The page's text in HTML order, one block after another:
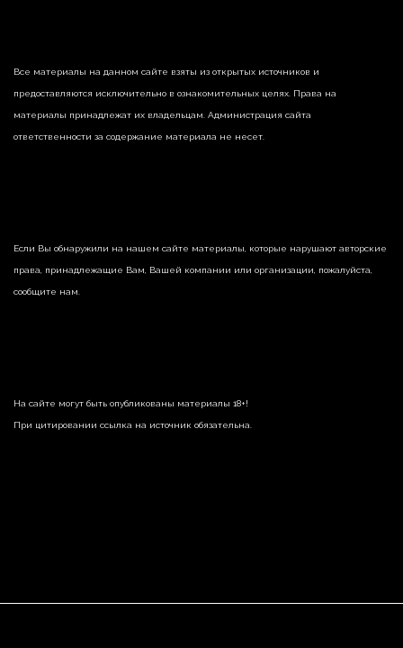
Все материалы на данном сайте взяты из открытых источников и
предоставляются исключительно в ознакомительных целях. Права на
материалы принадлежат их владельцам. Администрация сайта
ответственности за содержание материала не несет.
Если Вы обнаружили на нашем сайте материалы, которые нарушают авторские
права, принадлежащие Вам, Вашей компании или организации, пожалуйста,
сообщите нам.
На сайте могут быть опубликованы материалы 18+!
При цитировании ссылка на источник обязательна.